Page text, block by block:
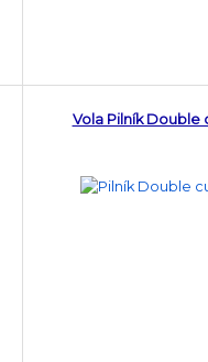
Vola Pilník Double